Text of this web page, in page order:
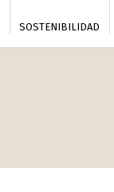
SOSTENIBILIDAD